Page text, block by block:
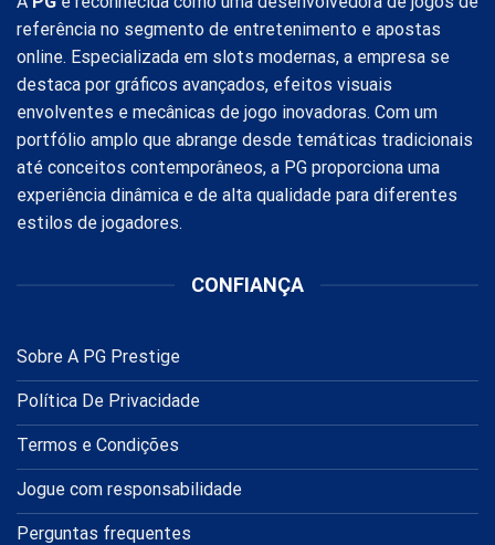
referência no segmento de entretenimento e apostas
online. Especializada em slots modernas, a empresa se
destaca por gráficos avançados, efeitos visuais
envolventes e mecânicas de jogo inovadoras. Com um
portfólio amplo que abrange desde temáticas tradicionais
até conceitos contemporâneos, a PG proporciona uma
experiência dinâmica e de alta qualidade para diferentes
estilos de jogadores.
CONFIANÇA
Sobre A PG Prestige
Política De Privacidade
Termos e Condições
Jogue com responsabilidade
Perguntas frequentes